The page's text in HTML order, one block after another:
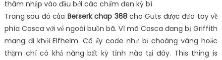
Trang sau đó của Berserk chap 368cho Guts được đưa tay về
phía Casca với vẻ ngoài buồn bã. Vì mã Casca đang bị Griffith
mang đi khỏi Elfhelm. Cô ấy code như bị choáng váng hoặc
thậm chí có khả năng bất kỳ tỉnh nào tại đây. This thing is